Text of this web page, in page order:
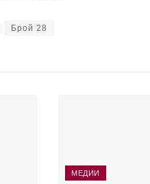
Брой 28
МЕДИИ